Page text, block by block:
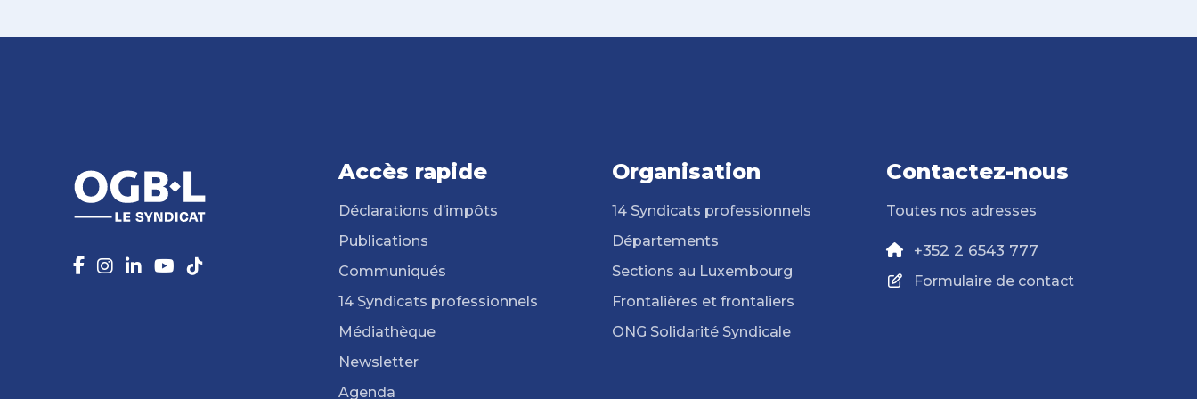
Accès rapide
Déclarations d’impôts
Publications
Communiqués
14 Syndicats professionnels
Médiathèque
Newsletter
Agenda
Organisation
14 Syndicats professionnels
Départements
Sections au Luxembourg
Frontalières et frontaliers
ONG Solidarité Syndicale
Contactez-nous
Toutes nos adresses
+352 2 6543 777
Formulaire de contact